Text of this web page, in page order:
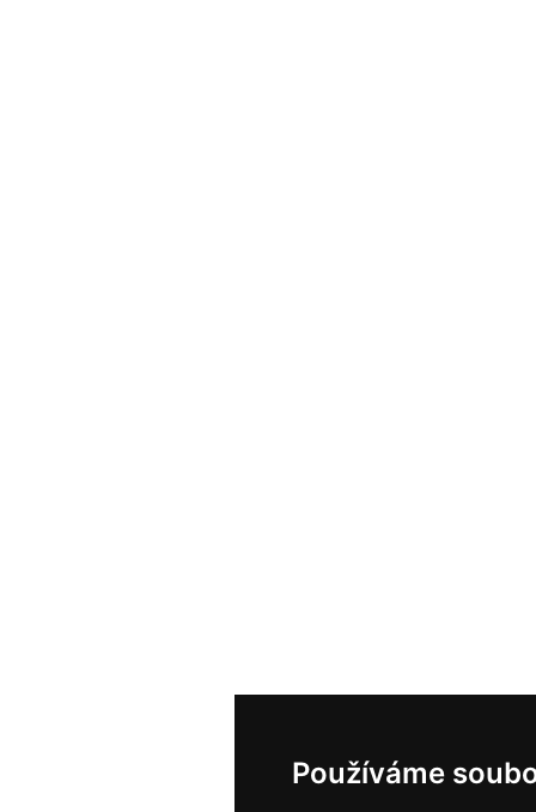
Používáme